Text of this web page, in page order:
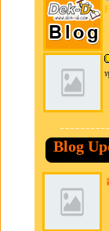
Blog